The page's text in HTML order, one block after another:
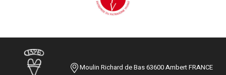
Moulin Richard de Bas 63600 Ambert FRANCE